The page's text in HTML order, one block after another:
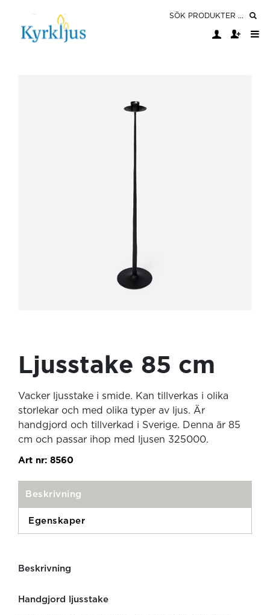
Ljusstake 85 cm
Vacker ljusstake i smide. Kan tillverkas i olika
storlekar och med olika typer av ljus. Är
handgjord och tillverkad i Sverige. Denna är 85
cm och passar ihop med ljusen 325000.
Art nr: 8560
Beskrivning
Egenskaper
Beskrivning
Handgjord ljusstake